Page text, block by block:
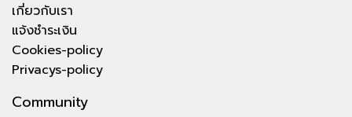
เกี่ยวกับเรา
แจ้งชำระเงิน
Cookies-policy
Privacys-policy
Community